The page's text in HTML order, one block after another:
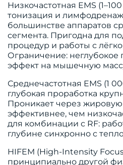
Низкочастотная EMS
тонизация и
большинстве аппаратов
сегмента. Пригодна для
процедур и работы с
Ограничение: неглубокое
эффект на мышечную
Среднечастотная EMS (1
глубокая проработка
Проникает через
эффективнее, чем
для комбинации с RF:
глубине синхронно с
HIFEM (High-Intensity
принципиально другой